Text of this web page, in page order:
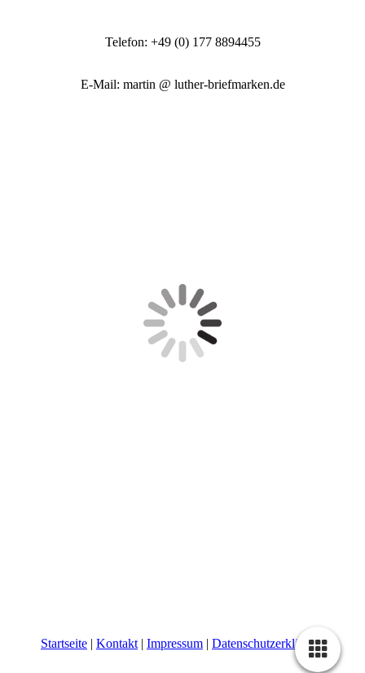
Telefon: +49 (0) 177 8894455
E-Mail: martin @ luther-briefmarken.de
Startseite Kontakt| Impressum Datenschutzerklärung